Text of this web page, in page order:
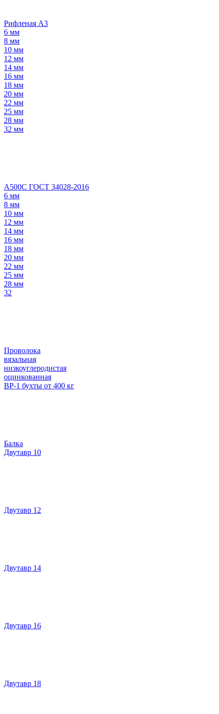
Рифленая А3
6 мм
8 мм
10 мм
12 мм
14 мм
16 мм
18 мм
20 мм
22 мм
25 мм
28 мм
32 мм
А500С ГОСТ 34028-2016
6 мм
8 мм
10 мм
12 мм
14 мм
16 мм
18 мм
20 мм
22 мм
25 мм
28 мм
32
Проволока
вязальная
низкоуглеродистая
оцинкованная
ВР-1 бухты от 400 кг
Балка
Двутавр 10
Двутавр 12
Двутавр 14
Двутавр 16
Двутавр 18